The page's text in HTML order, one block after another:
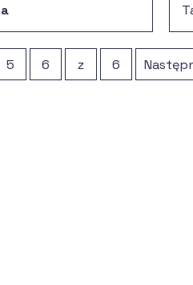
są Minister
oraz Generalny
roku do konkursu
z 13 województw,
w Węglińcu,
5 6 z 6